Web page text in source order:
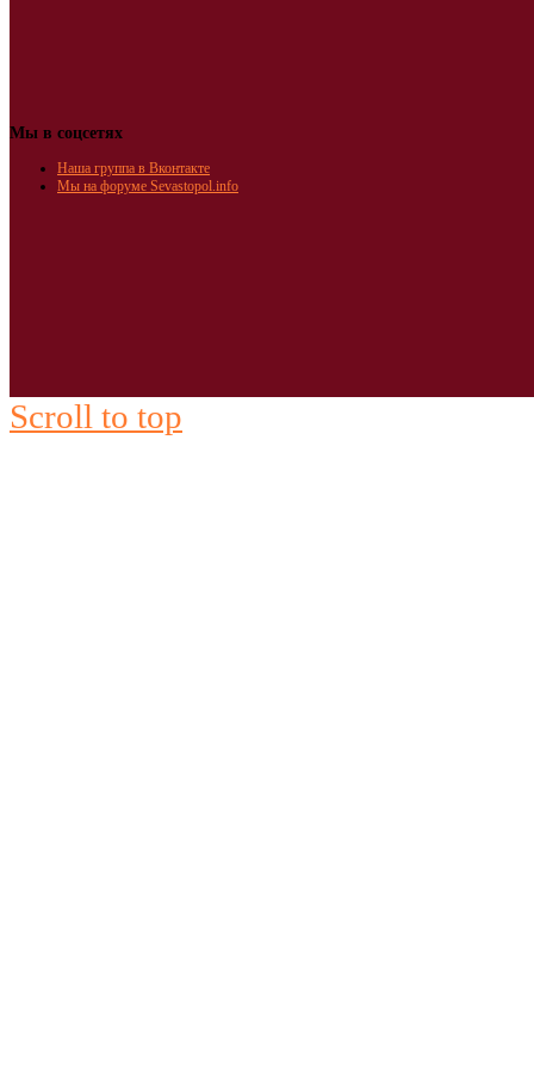
Мы в соцсетях
Наша группа в Вконтакте
Мы на форуме Sevastopol.info
Scroll to top